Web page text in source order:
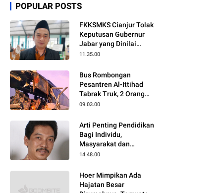
POPULAR POSTS
FKKSMKS Cianjur Tolak
Keputusan Gubernur
Jabar yang Dinilai
Merugikan Sekolah
11.35.00
Bus Rombongan
Pesantren Al-Ittihad
Tabrak Truk, 2 Orang
Meninggal Dunia
09.03.00
Arti Penting Pendidikan
Bagi Individu,
Masyarakat dan
Negara
14.48.00
Hoer Mimpikan Ada
Hajatan Besar